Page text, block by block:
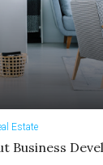
Estate
Business